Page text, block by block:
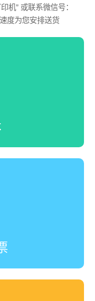
机” 或联系微信号：
度为您安排送货